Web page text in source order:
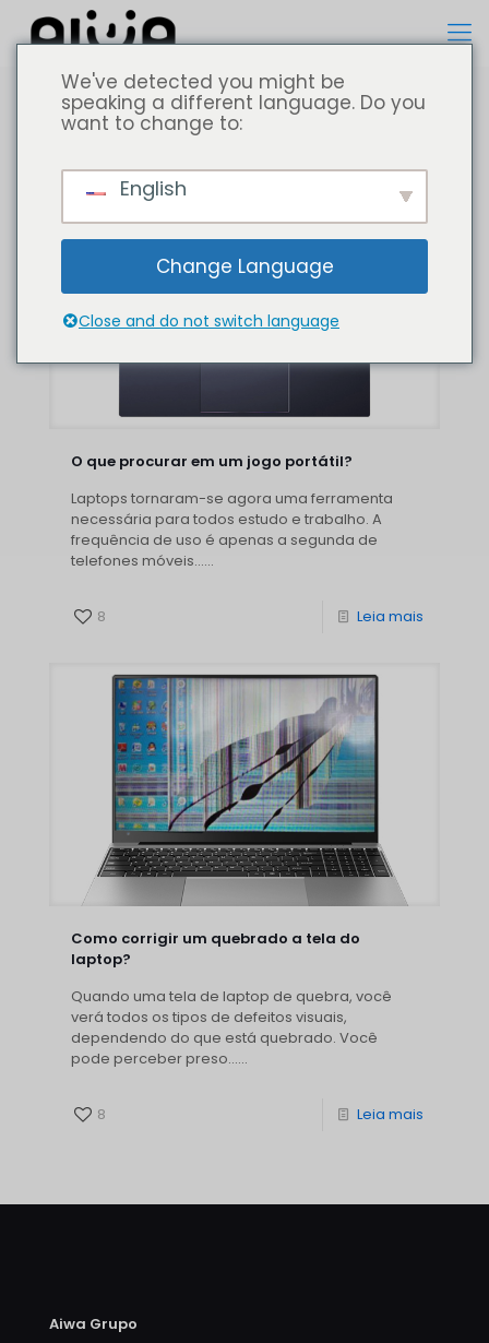
Todos Computador portátil
O que procurar em um jogo portátil?
Laptops tornaram-se agora uma ferramenta
necessária para todos estudo e trabalho. A
frequência de uso é apenas a segunda de
telefones móveis......
8 Leia mais
Como corrigir um quebrado a tela do
laptop?
Quando uma tela de laptop de quebra, você
verá todos os tipos de defeitos visuais,
dependendo do que está quebrado. Você
pode perceber preso......
8 Leia mais
Aiwa Grupo
We've detected you might be
speaking a different language. Do you
want to change to:
English
Change Language
Close and do not switch language